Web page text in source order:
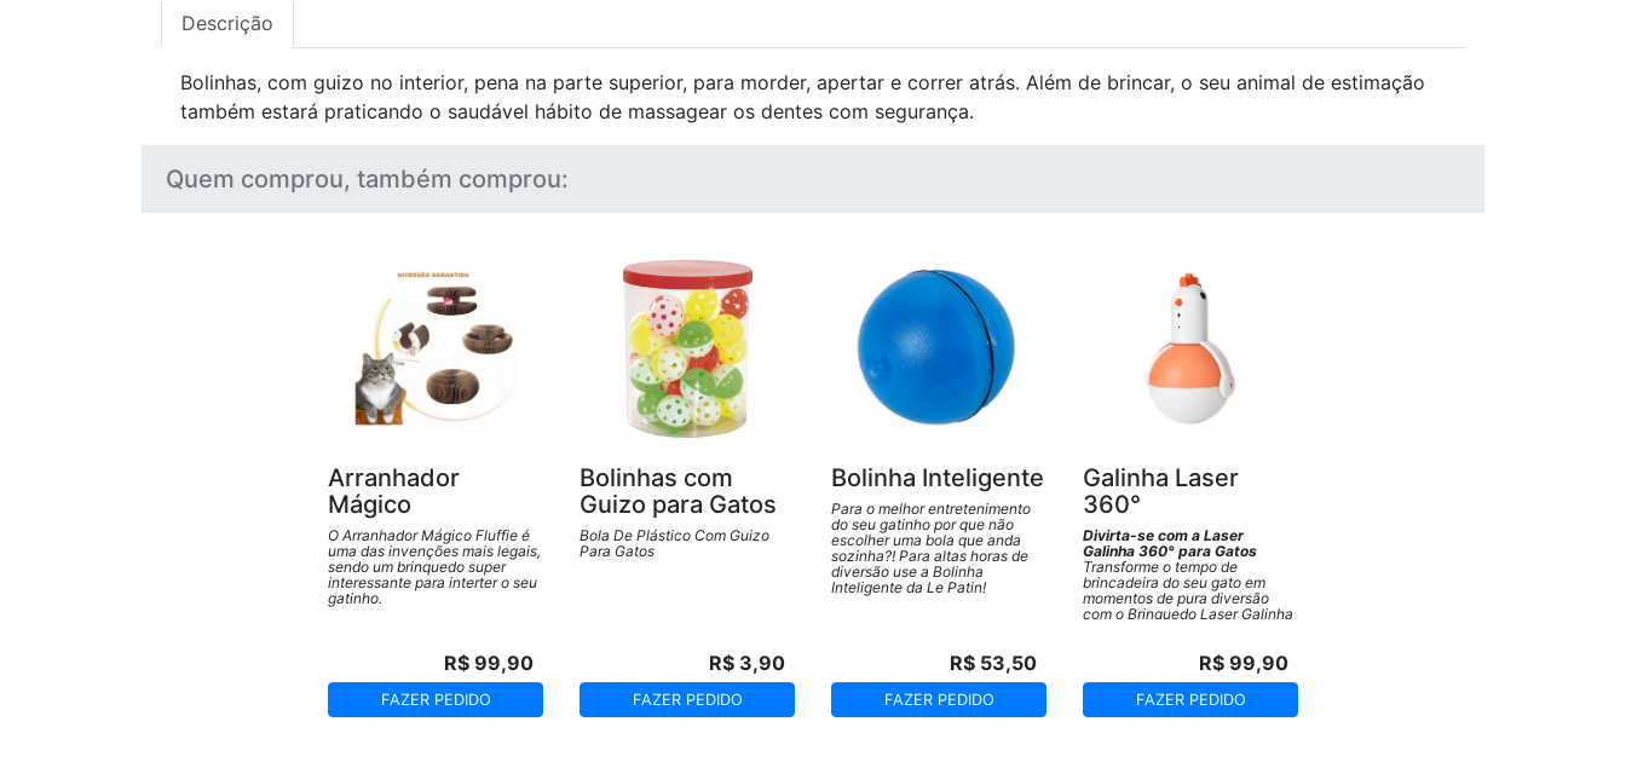
Descrição
Bolinhas, com guizo no interior, pena na parte superior, para morder, apertar e correr atrás. Além de brincar, o seu animal de estimação
também estará praticando o saudável hábito de massagear os dentes com segurança.
Quem comprou, também comprou:
Arranhador
Mágico
O Arranhador Mágico Fluffie é
uma das invenções mais legais,
sendo um brinquedo super
interessante para interter o seu
gatinho.
R$ 99,90
FAZER PEDIDO
Bolinhas com
Guizo para Gatos
Bola De Plástico Com Guizo
Para Gatos
R$ 3,90
FAZER PEDIDO
Bolinha Inteligente
Para o melhor entretenimento
do seu gatinho por que não
escolher uma bola que anda
sozinha?! Para altas horas de
diversão use a Bolinha
Inteligente da Le Patin!
R$ 53,50
FAZER PEDIDO
Galinha Laser
360°
Divirta-se com a Laser
Galinha 360° para Gatos
Transforme o tempo de
brincadeira do seu gato em
momentos de pura diversão
com o Brinquedo Laser Galinha
R$ 99,90
FAZER PEDIDO